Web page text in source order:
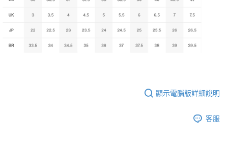
顯示電腦版詳細說明
客服